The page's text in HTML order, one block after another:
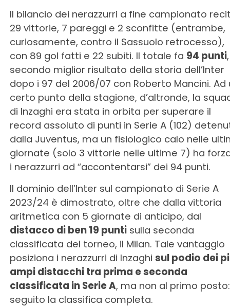
Il bilancio dei nerazzurri a fine campionato
29 vittorie, 7 pareggi e 2 sconfitte (entrambe,
curiosamente, contro il Sassuolo retrocesso),
con 89 gol fatti e 22 subiti. Il totale fa 94 punti
secondo miglior risultato della storia dell’Inter
dopo i 97 del 2006/07 con Roberto Mancini. Ad
certo punto della stagione, d’altronde, la
di Inzaghi era stata in orbita per superare il
record assoluto di punti in Serie A (102)
dalla Juventus, ma un fisiologico calo nelle
giornate (solo 3 vittorie nelle ultime 7) ha
i nerazzurri ad “accontentarsi” dei 94 punti.
Il dominio dell’Inter sul campionato di Serie A
2023/24 è dimostrato, oltre che dalla vittoria
aritmetica con 5 giornate di anticipo, dal
distacco di ben 19 puntisulla seconda
classificata del torneo, il Milan. Tale vantaggio
posiziona i nerazzurri di Inzaghi sul podio dei
ampi distacchi tra prima e seconda
classificata in Serie A, ma non al primo
seguito la classifica completa.